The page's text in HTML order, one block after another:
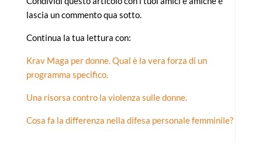
lascia un commento qua sotto.
Continua la tua lettura con:
Krav Maga per donne. Qual è la vera forza di un
programma specifico.
Una risorsa contro la violenza sulle donne.
Cosa fa la differenza nella difesa personale femminile?